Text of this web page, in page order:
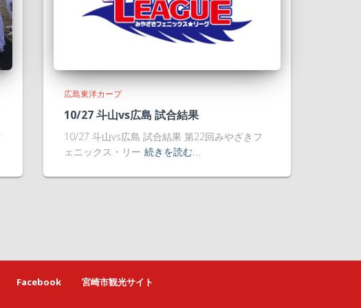
広島東洋カープ
10/27 斗山vs広島 試合結果
10/27 斗山vs広島 試合結果 第22回みやざきフ
ェニックス・リー 続きを読む…
Facebook 宮崎市観光サイト